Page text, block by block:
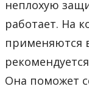
неплохую
работает. На
применяются
Она поможет